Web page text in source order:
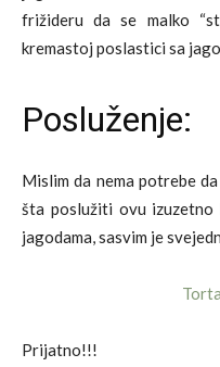
frižideru da se malko
kremastoj poslastici sa
Posluženje:
Mislim da nema potrebe
šta poslužiti ovu izuzetno
jagodama, sasvim je
Prijatno!!!